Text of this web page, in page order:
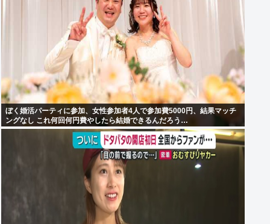
ぼく婚活パーティに参加、女性参加者4人で参加費5000円、結果マッチ
ングなし これ何回何円費やしたら結婚できるんだろう…